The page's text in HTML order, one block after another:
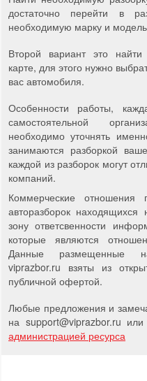
достаточно перейти в
необходимую марку и
Второй вариант это найти
карте, для этого нужно
вас автомобиля.
Особенности работы,
самостоятельной
необходимо уточнять
занимаются разборкой
каждой из разборок могут
компаний.
Коммерческие
авторазборок
зону ответсвенности
которые являются
Данные размещенные
viprazbor.ru взяты из
публичной офертой.
Любые предложения и
на support@viprazbor.ru
администрацией ресурса